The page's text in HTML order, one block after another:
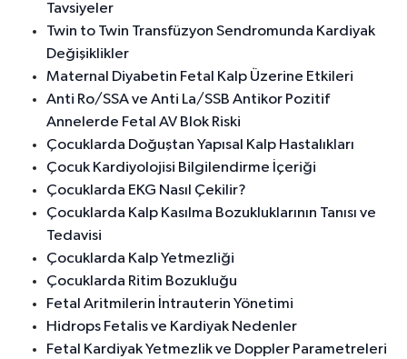
Tavsiyeler
Twin to Twin Transfüzyon Sendromunda Kardiyak
Değişiklikler
Maternal Diyabetin Fetal Kalp Üzerine Etkileri
Anti Ro/SSA ve Anti La/SSB Antikor Pozitif
Annelerde Fetal AV Blok Riski
Çocuklarda Doğuştan Yapısal Kalp Hastalıkları
Çocuk Kardiyolojisi Bilgilendirme İçeriği
Çocuklarda EKG Nasıl Çekilir?
Çocuklarda Kalp Kasılma Bozukluklarının Tanısı ve
Tedavisi
Çocuklarda Kalp Yetmezliği
Çocuklarda Ritim Bozukluğu
Fetal Aritmilerin İntrauterin Yönetimi
Hidrops Fetalis ve Kardiyak Nedenler
Fetal Kardiyak Yetmezlik ve Doppler Parametreleri